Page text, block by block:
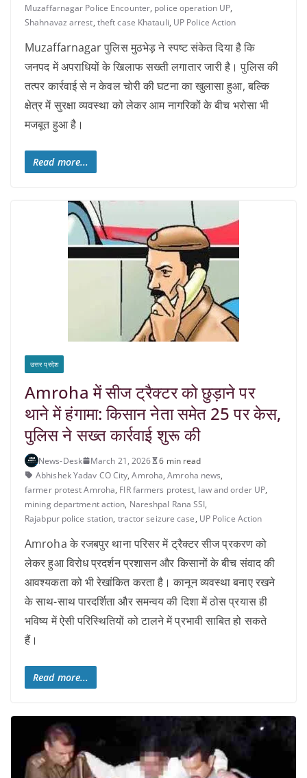
Muzaffarnagar Police Encounter, police operation UP,
Shahnavaz arrest, theft case Khatauli, UP Police Action
Muzaffarnagar पुलिस मुठभेड़ ने स्पष्ट संकेत दिया है कि
जनपद में अपराधियों के खिलाफ सख्ती लगातार जारी है। पुलिस की
तत्पर कार्रवाई से न केवल चोरी की घटना का खुलासा हुआ, बल्कि
क्षेत्र में सुरक्षा व्यवस्था को लेकर आम नागरिकों के बीच भरोसा भी
मजबूत हुआ है।
Read more...
उत्तर प्रदेश
Amroha में सीज ट्रैक्टर को छुड़ाने पर
थाने में हंगामा: किसान नेता समेत 25 पर केस,
पुलिस ने सख्त कार्रवाई शुरू की
News-Desk March 21, 2026
6 min read
Abhishek Yadav CO City,Amroha,Amroha news,
farmer protest Amroha, FIR farmers protest, law and order UP,
mining department action, Nareshpal Rana SSI,
Rajabpur police station, tractor seizure case, UP Police Action
Amroha के रजबपुर थाना परिसर में ट्रैक्टर सीज प्रकरण को
लेकर हुआ विरोध प्रदर्शन प्रशासन और किसानों के बीच संवाद की
आवश्यकता को भी रेखांकित करता है। कानून व्यवस्था बनाए रखने
के साथ-साथ पारदर्शिता और समन्वय की दिशा में ठोस प्रयास ही
भविष्य में ऐसी परिस्थितियों को टालने में प्रभावी साबित हो सकते
हैं।
Read more...